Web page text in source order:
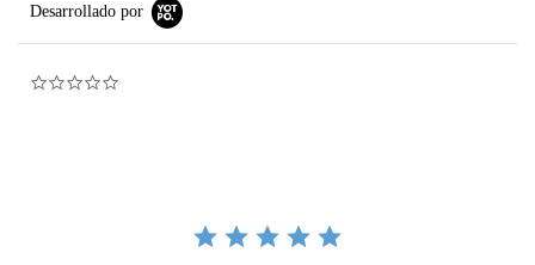
Desarrollado por